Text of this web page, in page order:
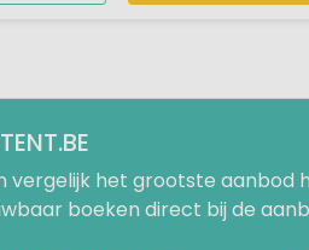
vergelijk het grootste aanbod
boeken direct bij de